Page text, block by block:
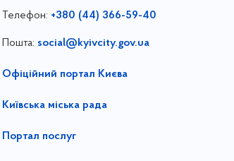
Телефон: +380 (44) 366-59-40
Пошта: social@kyivcity.gov.ua
Офіційний портал Києва
Київська міська рада
Портал послуг